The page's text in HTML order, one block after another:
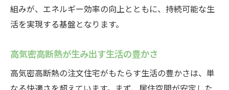
組みが、エネルギー効率の向上とともに、持続可能な生
活を実現する基盤となります。
高気密高断熱が生み出す生活の豊かさ
高気密高断熱の注文住宅がもたらす生活の豊かさは、単